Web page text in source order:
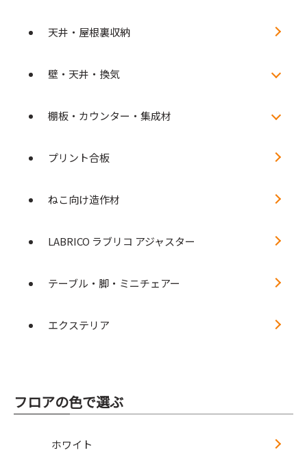
天井・屋根裏収納
壁・天井・換気
棚板・カウンター・集成材
プリント合板
ねこ向け造作材
LABRICO ラブリコ アジャスター
テーブル・脚・ミニチェアー
エクステリア
フロアの色で選ぶ
ホワイト